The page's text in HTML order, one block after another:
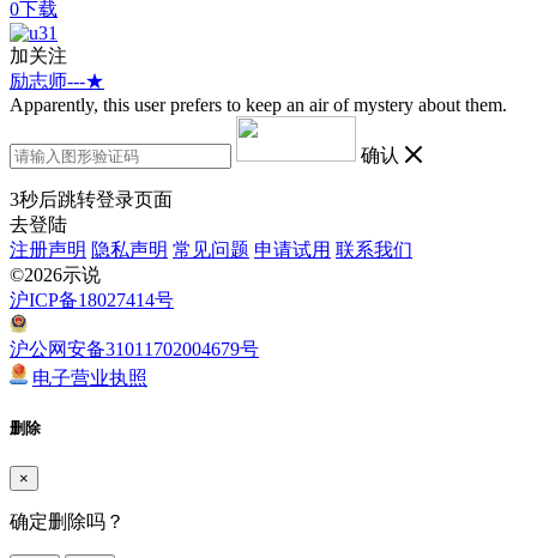
0下载
加关注
励志师---★
Apparently, this user prefers to keep an air of mystery about them.
确认
3秒后跳转登录页面
去登陆
注册声明 隐私声明 常见问题 申请试用 联系我们
©2026示说
沪ICP备18027414号
沪公网安备31011702004679号
电子营业执照
删除
×
确定删除吗？